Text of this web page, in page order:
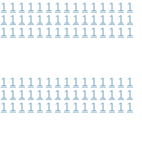
1 1 1 1 1 1 1 1 1 1 1 1 1 1 1
1 1 1 1 1 1 1 1 1 1 1 1 1 1 1
1 1 1 1 1 1 1 1 1 1 1 1 1 1 1
1 1 1 1 1 1 1 1 1 1 1 1 1 1 1
1 1 1 1 1 1 1 1 1 1 1 1 1 1 1
1 1 1 1 1 1 1 1 1 1 1 1 1 1 1